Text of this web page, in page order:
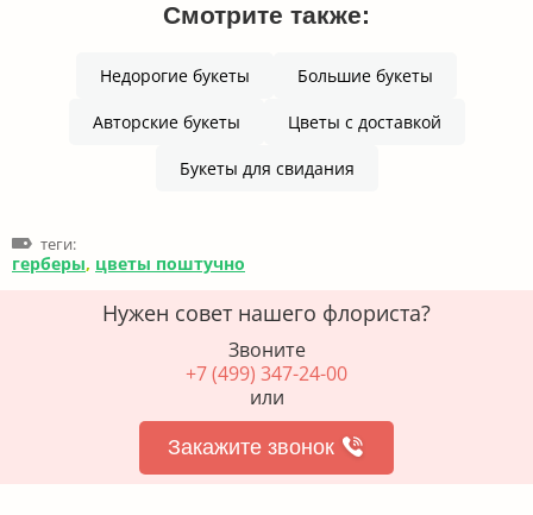
Смотрите также:
Недорогие букеты Большие букеты
Авторские букеты Цветы с доставкой
Букеты для свидания
теги:
герберы, цветы поштучно
Нужен совет нашего флориста?
Звоните
+7 (499) 347-24-00
или
Закажите звонок